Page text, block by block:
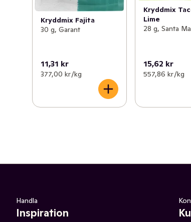
Kryddmix Fajita
30 g, Garant
11,31 kr
377,00 kr /kg
Kryddmix
Lime
28 g, Santa
15,62 kr
557,86 kr /kg
Handla
Inspiration